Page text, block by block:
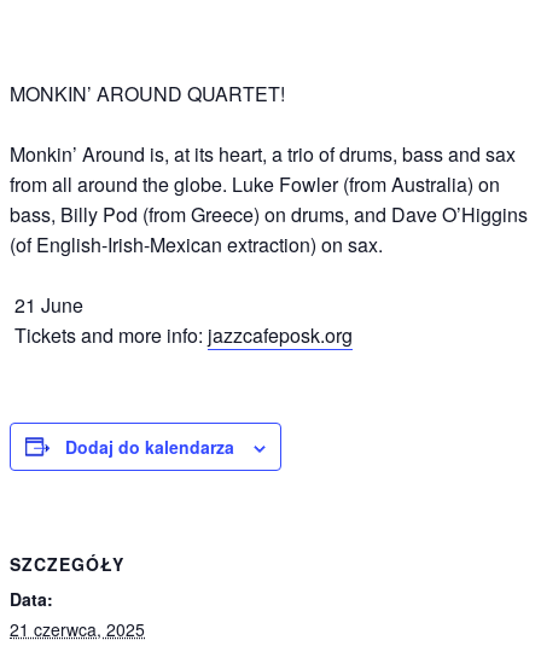
MONKIN’ AROUND QUARTET!
Monkin’ Around is, at its heart, a trio of drums, bass and sax
from all around the globe. Luke Fowler (from Australia) on
bass, Billy Pod (from Greece) on drums, and Dave O’Higgins
(of English-Irish-Mexican extraction) on sax.
21 June
Tickets and more info: jazzcafeposk.org
Dodaj do kalendarza
SZCZEGÓŁY
Data:
21 czerwca, 2025